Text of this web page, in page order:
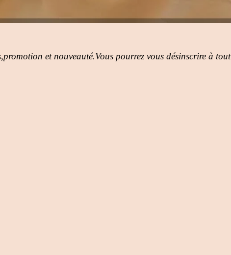
et nouveauté.Vous pourrez vous désinscrire à tout